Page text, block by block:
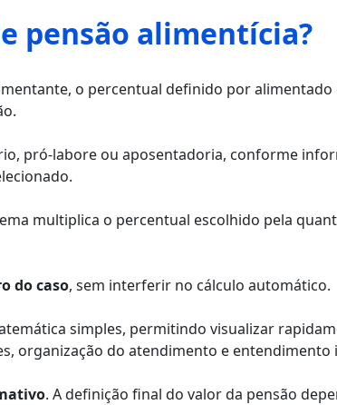
pensão alimentícia?
o percentual definido por
pró-labore ou aposentadoria, conforme
multiplica o percentual escolhido pela
do caso, sem interferir no cálculo automático.
simples, permitindo visualizar
organização do atendimento e entendimento
. A definição final do valor da pensão